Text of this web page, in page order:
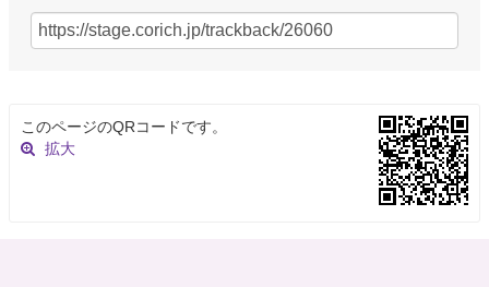
このページのQRコードです。
拡大